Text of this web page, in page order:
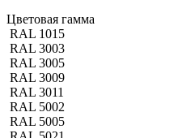
Цветовая гамма
RAL 1015
RAL 3003
RAL 3005
RAL 3009
RAL 3011
RAL 5002
RAL 5005